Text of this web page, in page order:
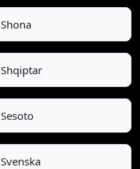
Shona
Shqiptar
Sesoto
Svenska